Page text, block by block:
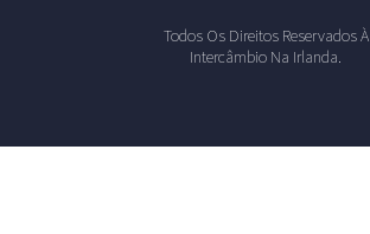
Todos Os Direitos Reservados À
Intercâmbio Na Irlanda.